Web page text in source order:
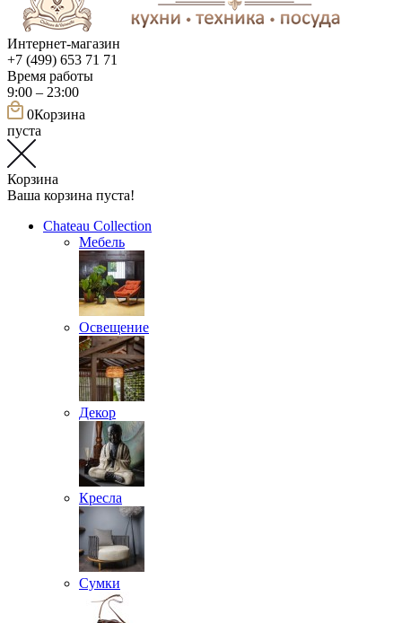
Интернет-магазин
+7 (499) 653 71 71
Время работы
9:00 – 23:00
0Корзина
пуста
Корзина
Ваша корзина пуста!
Chateau Collection
Мебель
Освещение
Декор
Кресла
Сумки